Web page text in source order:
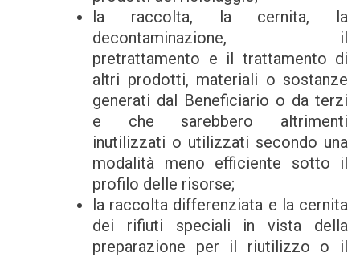
la raccolta, la cernita, la
decontaminazione, il
pretrattamento e il trattamento di
altri prodotti, materiali o sostanze
generati dal Beneficiario o da terzi
e che sarebbero altrimenti
inutilizzati o utilizzati secondo una
modalità meno efficiente sotto il
profilo delle risorse;
la raccolta differenziata e la cernita
dei rifiuti speciali in vista della
preparazione per il riutilizzo o il